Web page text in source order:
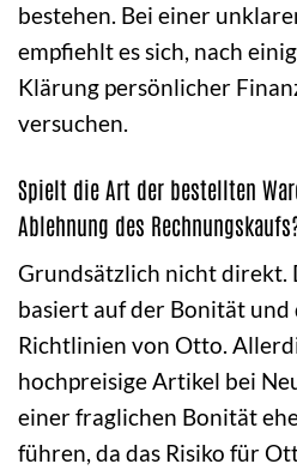
bestehen. Bei einer
empfiehlt es sich, nach
Klärung persönlicher
versuchen.
Spielt die Art der bestellten
Ablehnung des
Grundsätzlich nicht direkt.
basiert auf der Bonität
Richtlinien von Otto.
hochpreisige Artikel bei
einer fraglichen Bonität
führen, da das Risiko für